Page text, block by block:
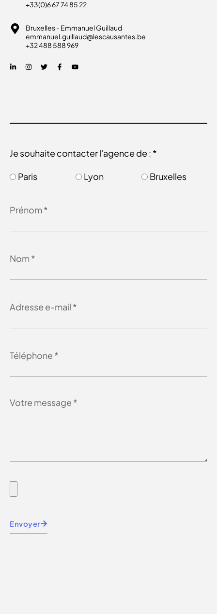
+33(0)6 67 74 85 22
Bruxelles - Emmanuel Guillaud
emmanuel.guillaud@lescausantes.be
+32 488 588 969
Je souhaite contacter l'agence de : *
Paris Lyon Bruxelles
Envoyer